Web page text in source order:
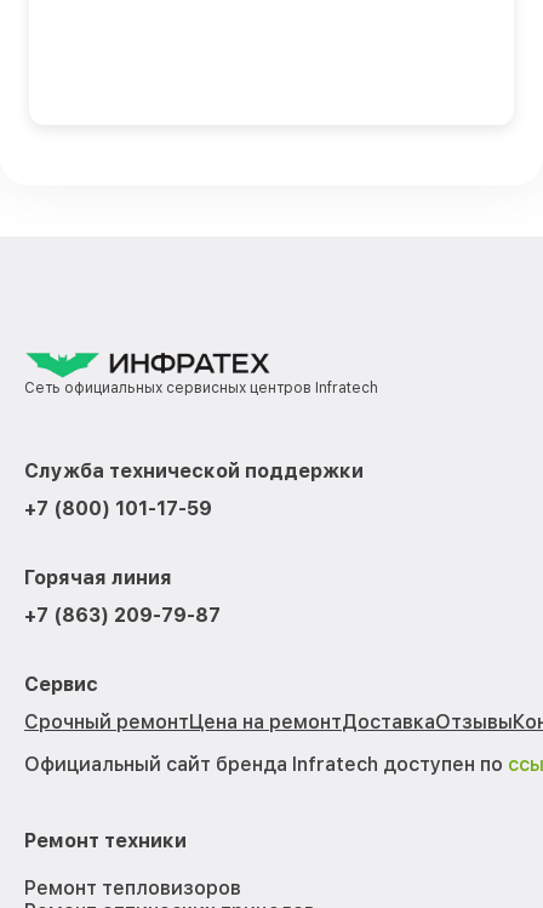
Сеть официальных сервисных центров Infratech
Служба технической поддержки
+7 (800) 101-17-59
Горячая линия
+7 (863) 209-79-87
Сервис
Срочный ремонтЦена на ремонтДоставкаОтзывы
Официальный сайт бренда Infratech доступен по
Ремонт техники
Ремонт тепловизоров